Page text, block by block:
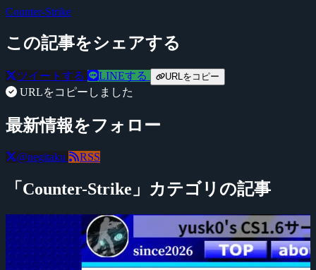
Counter-Strike
この記事をシェアする
ツイートする LINEする URLをコピー
URLをコピーしました
最新情報をフォロー
@negitaku RSS
「Counter-Strike」カテゴリの記事